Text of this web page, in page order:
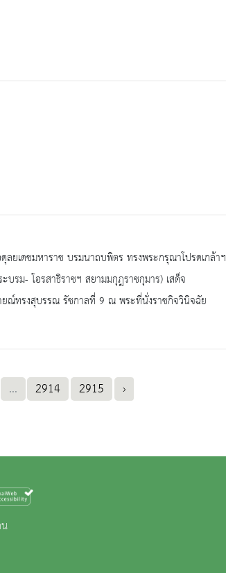
เดชมหาราช บรมนาถบพิตร ทรงพระกรุณาโปรดเกล้าฯ
บรม- โอรสาธิราชฯ สยามมกุฎราชกุมาร) เสด็จ
ยณ์ทรงสุบรรณ รัชกาลที่ 9 ณ พระที่นั่งราชกิจวินิจฉัย
... 2914 2915 ›